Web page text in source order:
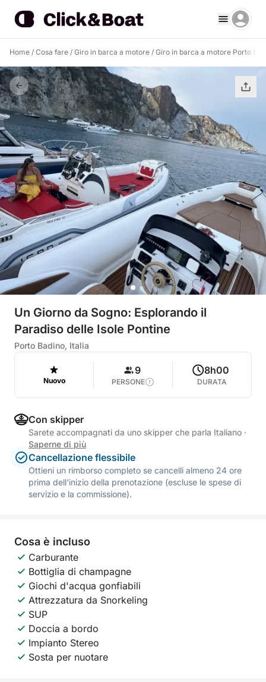
Home / Cosa fare / Giro in barca a motore / Giro in barca a motore Porto
Un Giorno da Sogno: Esplorando il
Paradiso delle Isole Pontine
Porto Badino, Italia
Nuovo
9
PERSONE
8h00
DURATA
Con skipper
Sarete accompagnati da uno skipper che parla Italiano ·
Saperne di più
Cancellazione flessibile
Ottieni un rimborso completo se cancelli almeno 24 ore
prima dell'inizio della prenotazione (escluse le spese di
servizio e la commissione).
Cosa è incluso
Carburante
Bottiglia di champagne
Giochi d'acqua gonfiabili
Attrezzatura da Snorkeling
SUP
Doccia a bordo
Impianto Stereo
Sosta per nuotare